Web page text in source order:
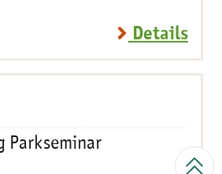
Details
Parkseminar